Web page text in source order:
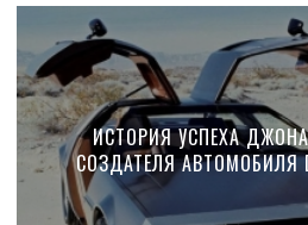
ИСТОРИЯ УСПЕХА
СОЗДАТЕЛЯ АВТОМОБИЛЯ